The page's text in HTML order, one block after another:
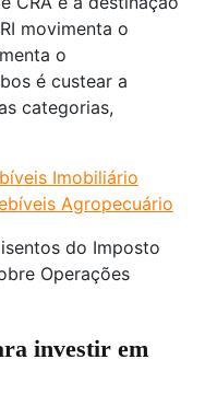
movimenta o
o
é custear a
categorias,
Imobiliário
Agropecuário
do Imposto
Operações
investir em